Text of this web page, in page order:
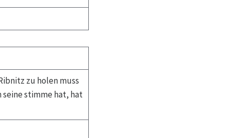
zu holen muss
seine stimme hat, hat